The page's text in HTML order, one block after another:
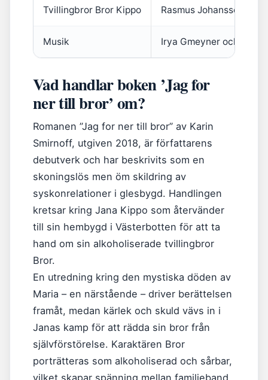
Tvillingbror Bror Kippo Rasmus Johansson
Musik Irya Gmeyner och
Vad handlar boken ’Jag for
ner till bror’ om?
Romanen ”Jag for ner till bror” av Karin
Smirnoff, utgiven 2018, är författarens
debutverk och har beskrivits som en
skoningslös men öm skildring av
syskonrelationer i glesbygd. Handlingen
kretsar kring Jana Kippo som återvänder
till sin hembygd i Västerbotten för att ta
hand om sin alkoholiserade tvillingbror
Bror.
En utredning kring den mystiska döden av
Maria – en närstående – driver berättelsen
framåt, medan kärlek och skuld vävs in i
Janas kamp för att rädda sin bror från
självförstörelse. Karaktären Bror
porträtteras som alkoholiserad och sårbar,
vilket skapar spänning mellan familjeband